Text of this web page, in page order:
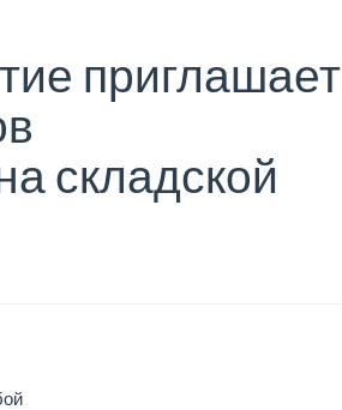
приглашает
складской